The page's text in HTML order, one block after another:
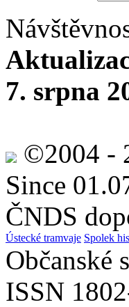
7. srpna
©2004 -
Since
ČNDS
Ústecké tramvaje Spolek
Občanské
ISSN